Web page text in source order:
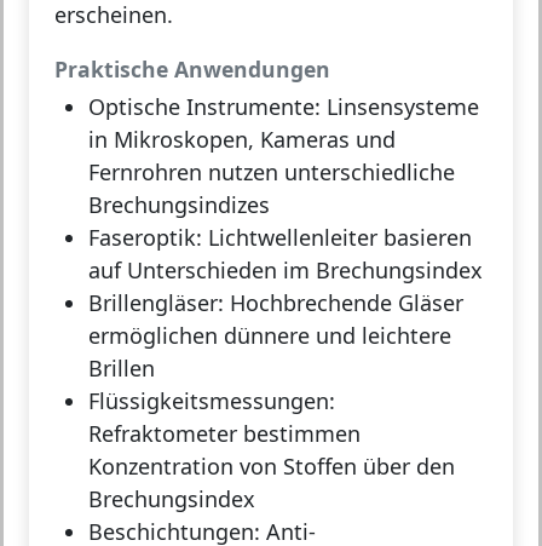
erscheinen.
Praktische Anwendungen
Optische Instrumente: Linsensysteme
in Mikroskopen, Kameras und
Fernrohren nutzen unterschiedliche
Brechungsindizes
Faseroptik: Lichtwellenleiter basieren
auf Unterschieden im Brechungsindex
Brillengläser: Hochbrechende Gläser
ermöglichen dünnere und leichtere
Brillen
Flüssigkeitsmessungen:
Refraktometer bestimmen
Konzentration von Stoffen über den
Brechungsindex
Beschichtungen: Anti-